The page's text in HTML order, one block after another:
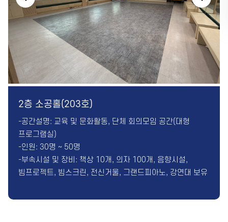
2층 소공홀(203호)
-공간설명: 교육 및 문화활동, 단체 회의모임 공간(대형
프로그램실)
-인원: 30명 ~ 50명
-부속시설 및 장비: 책상 10개, 의자 100개, 음향시설,
빔프로젝트, 빔스크린, 전신거울, 그랜드피아노, 강연대 보유